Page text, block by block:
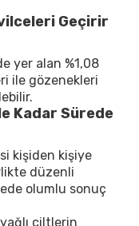
Geçirir
yer alan %1,08
ile gözenekleri
Kadar Sürede
kişiden kişiye
düzenli
olumlu sonuç
ciltlerin